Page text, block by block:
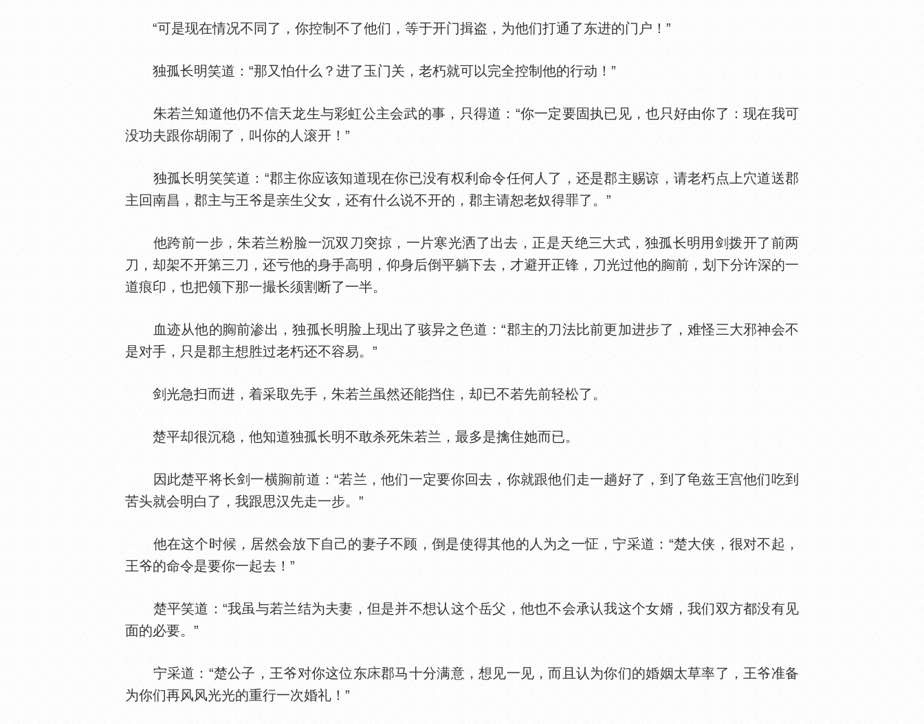
“可是现在情况不同了，你控制不了他们，等于开门揖盗，为他们打通了东进的门户！”
独孤长明笑道：“那又怕什么？进了玉门关，老朽就可以完全控制他的行动！”
朱若兰知道他仍不信天龙生与彩虹公主会武的事，只得道：“你一定要固执已见，也只好由你了：现在我可
没功夫跟你胡闹了，叫你的人滚开！”
独孤长明笑笑道：“郡主你应该知道现在你已没有权利命令任何人了，还是郡主赐谅，请老朽点上穴道送郡
主回南昌，郡主与王爷是
生父女，还有什么说不开的，郡主请恕老奴得罪了。”
他跨前一步，朱若兰粉脸一沉双刀突掠，一片寒光洒了出去，正是天绝三大式，独孤长明用剑拨开了前两
刀，却架不开第三刀，还亏他的身手高明，仰身后倒平躺下去，才避开正锋，刀光过他的
前，划下分许深的一
道痕印，也把领下那一撮长须割断了一半。
血迹从他的 前渗出，独孤长明脸上现出了骇异之
道：“郡主的刀法比前更加进步了，难怪三大邪神会不
是对手，只是郡主想胜过老朽还不容易。”
剑光急扫而进，着采取先手，朱若兰虽然还能挡住，却已不若先前轻松了。
楚平却很沉稳，他知道独孤长明不敢杀死朱若兰，最多是擒住她而已。
因此楚平将长剑一横 前道：“若兰，他们一定要你回去，你就跟他们走一趟好了，到了
兹王宫他们吃到
苦头就会明白了，我跟思汉先走一步。”
他在这个时候，居然会放下自己的妻子不顾，倒是使得其他的人为之一怔，宁采道：“楚大侠，很对不起，
王爷的命令是要你一起去！”
楚平笑道：“我虽与若兰结为夫妻，但是并不想认这个岳父，他也不会承认我这个女婿，我们双方都没有见
面的必要。”
宁采道：“楚公子，王爷对你这位东
郡马十分满意，想见一见，而且认为你们的婚姻太草率了，王爷准备
为你们再风风光光的重行一次婚礼！”